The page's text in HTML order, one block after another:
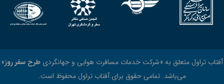
آفتاب تراول متعلق به «شرکت خدمات مسافرت هوایی و جهانگردی طرح سفر روز»
می‌باشد. تمامی حقوق برای آفتاب تراول محفوظ است.